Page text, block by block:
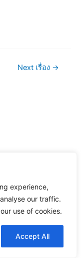
experience,
our traffic.
use of cookies.
Accept All
Next เรื่อง →